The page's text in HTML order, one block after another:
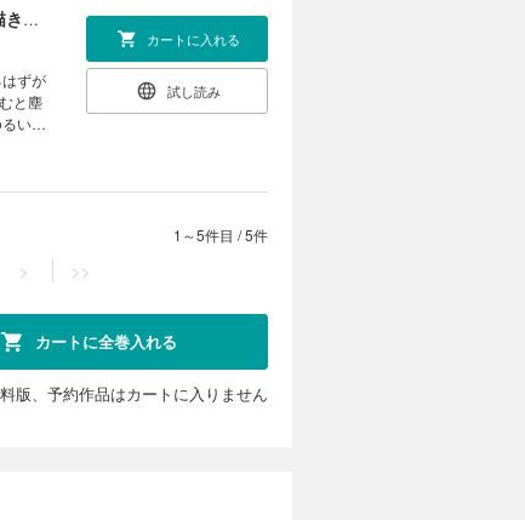
【合本版】引退したおっさん冒険者、再雇用で最強ギルドマスターになってしまう（5）（描き下ろしおまけ付き）
ずが
と塵
いの
カートに入れる
試し読み
1～5件目 /5件
> >>
カートに全巻入れる
版、予約作品はカートに入りません